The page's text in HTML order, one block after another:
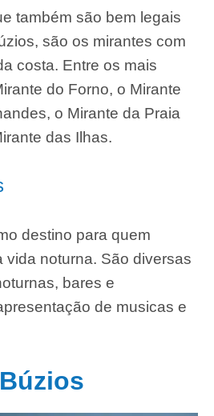
também são bem legais
são os mirantes com
costa. Entre os mais
do Forno, o Mirante
o Mirante da Praia
das Ilhas.
destino para quem
vida noturna. São diversas
bares e
de musicas e